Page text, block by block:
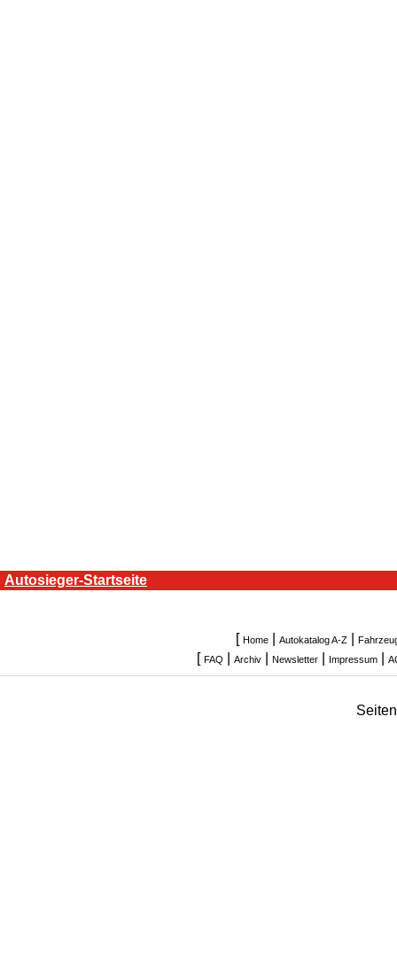
Autosieger-Startseite
[ Home| Autokatalog A-Z|
[ FAQ Archiv Newsletter Impressum